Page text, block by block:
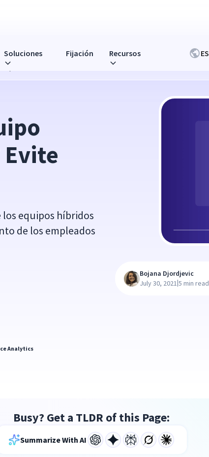
Soluciones Fijación Recursos ES
equipos híbridos
de los empleados
Analytics
Bojana Djordjevic
July 30, 2021|5 min read
Busy? Get a TLDR of this Page:
Summarize With AI